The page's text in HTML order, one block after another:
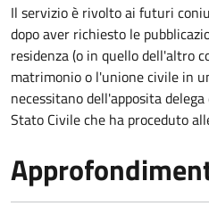
Il servizio è rivolto ai futuri
dopo aver richiesto le
residenza (o in quello dell'altro
matrimonio o l'unione civile in
necessitano dell'apposita
Stato Civile che ha proceduto